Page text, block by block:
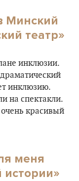
Минский
театр»
инклюзии.
инклюзию.
на спектакли.
красивый
меня